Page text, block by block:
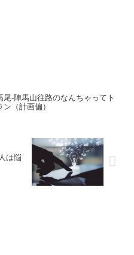
尾-陣馬山往路のなんちゃってト
ン（計画偏）
は悩